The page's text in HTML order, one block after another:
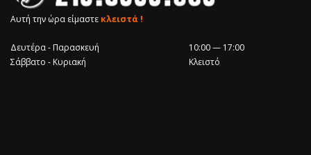
Αυτή την ώρα είμαστε κλειστά !
Δευτέρα - Παρασκευή
10:00 — 17:00
Σάββατο - Κυριακή
Κλειστό